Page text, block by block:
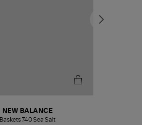
NEW BALANCE
Baskets 740 Sea Salt